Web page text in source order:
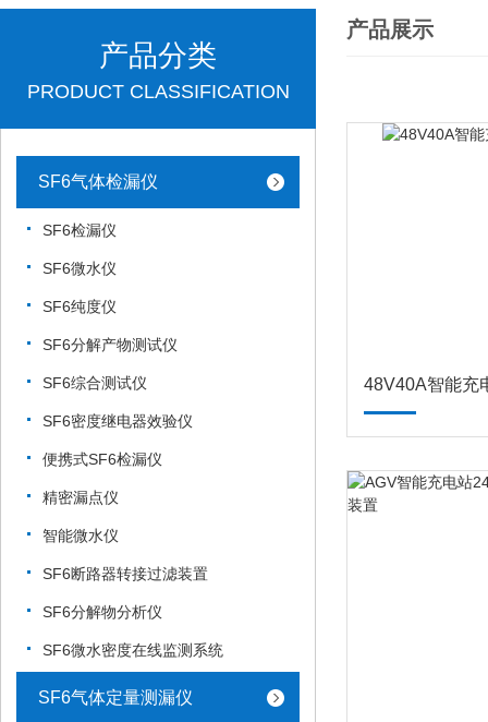
产品分类
PRODUCT CLASSIFICATION
SF6气体检漏仪
SF6检漏仪
SF6微水仪
SF6纯度仪
SF6分解产物测试仪
SF6综合测试仪
SF6密度继电器效验仪
便携式SF6检漏仪
精密漏点仪
智能微水仪
SF6断路器转接过滤装置
SF6分解物分析仪
SF6微水密度在线监测系统
SF6气体定量测漏仪
产品展示
48V40A智能充